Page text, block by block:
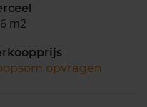
m2
opvragen